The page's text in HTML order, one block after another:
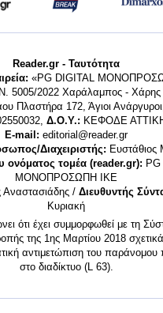
Reader.gr - Ταυτότητα
«PG DIGITAL
5005/2022 Χαράλαμπος - Χάρης
Πλαστήρα 172, Άγιοι
Δ.Ο.Υ.: ΚΕΦΟΔΕ
E-mail: editorial@reader.gr
Διαχειριστής:
ονόματος τομέα (reader.gr): PG
MONΟΠΡΟΣΩΠΗ ΙΚΕ
Αναστασιάδης / Διευθυντής
Κυριακή
ότι έχει συμμορφωθεί με τη
της 1ης Μαρτίου 2018
αντιμετώπιση του παράνομου
στο διαδίκτυο (L 63).